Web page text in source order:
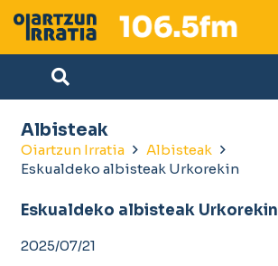
Albisteak
Oiartzun Irratia
Albisteak
Eskualdeko albisteak Urkorekin
Eskualdeko albisteak Urkorekin
2025/07/21